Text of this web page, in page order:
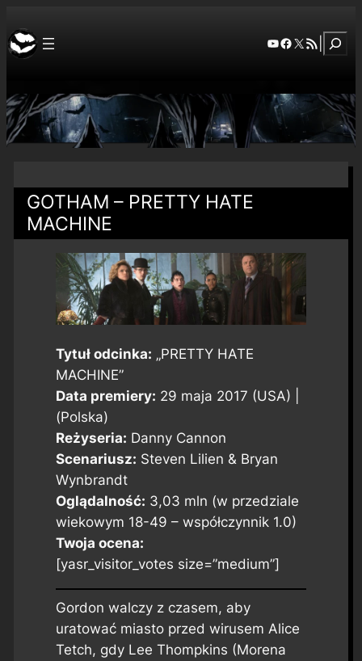
YouTube
Facebook
X RSS Feed
GOTHAM – PRETTY HATE
MACHINE
Tytuł odcinka: „PRETTY HATE
MACHINE”
Data premiery: 29 maja 2017 (USA) |
(Polska)
Reżyseria: Danny Cannon
Scenariusz: Steven Lilien & Bryan
Wynbrandt
Oglądalność: 3,03 mln (w przedziale
wiekowym 18-49 – współczynnik 1.0)
Twoja ocena:
[yasr_visitor_votes size=”medium”]
Gordon walczy z czasem, aby
uratować miasto przed wirusem Alice
Tetch, gdy Lee Thompkins (Morena